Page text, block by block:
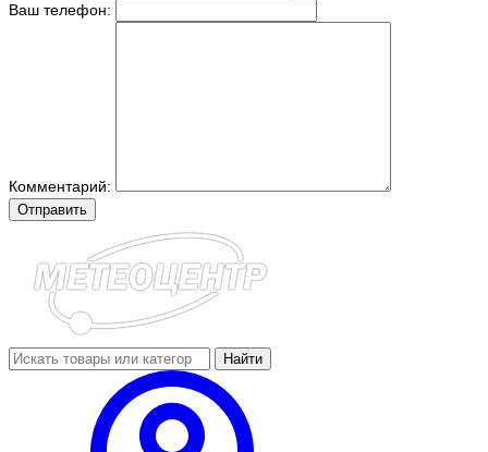
Ваш телефон:
Комментарий:
Отправить
Найти